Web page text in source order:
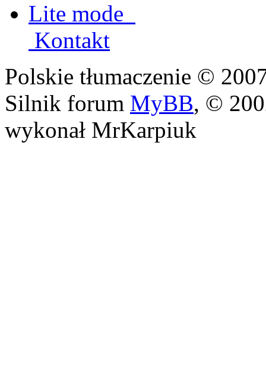
Lite mode
Kontakt
Polskie tłumaczenie ©
Silnik forum MyBB, ©
wykonał MrKarpiuk